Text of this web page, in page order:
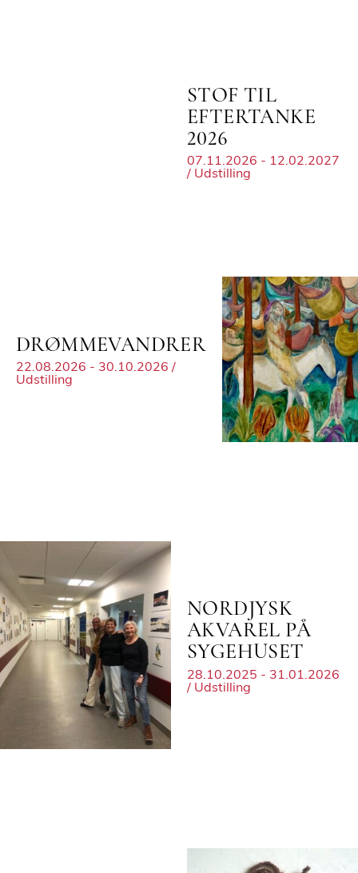
STOF TIL
EFTERTANKE
2026
07.11.2026 - 12.02.2027
/ Udstilling
DRØMMEVANDRER
22.08.2026 - 30.10.2026 /
Udstilling
NORDJYSK
AKVAREL PÅ
SYGEHUSET
28.10.2025 - 31.01.2026
/ Udstilling